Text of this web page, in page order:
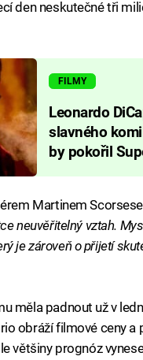
den neskutečné tři
FILMY
Leonardo
slavného
by pokořil
Martinem
neuvěřitelný vztah.
je zároveň o přijetí
měla padnout už v
obráží filmové ceny a
většiny prognóz